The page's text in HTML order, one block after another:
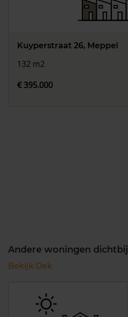
Kuyperstraat 26, Meppel
132 m2
€ 395.000
Andere woningen dichtbij
Bekijk Dek